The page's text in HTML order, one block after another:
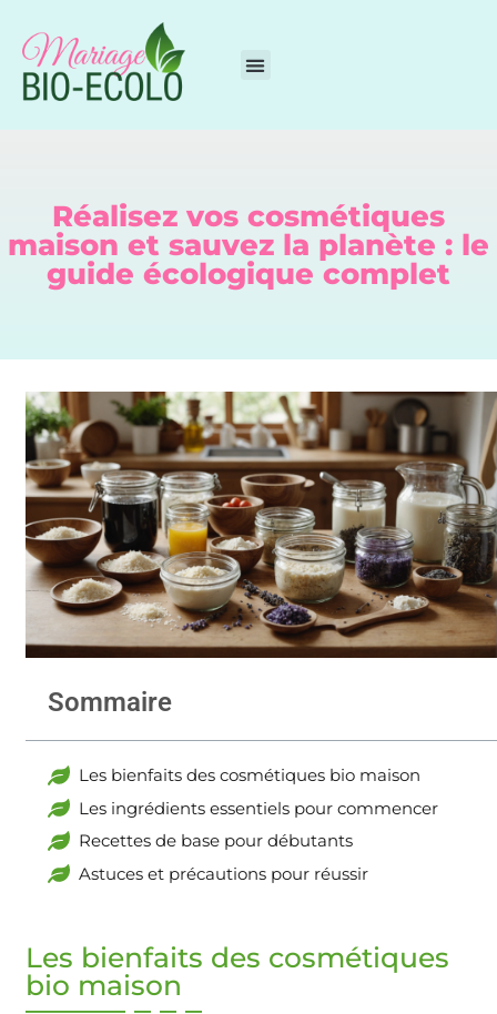
Réalisez vos cosmétiques
maison et sauvez la planète : le
guide écologique complet
Sommaire
Les bienfaits des cosmétiques bio maison
Les ingrédients essentiels pour commencer
Recettes de base pour débutants
Astuces et précautions pour réussir
Les bienfaits des cosmétiques
bio maison